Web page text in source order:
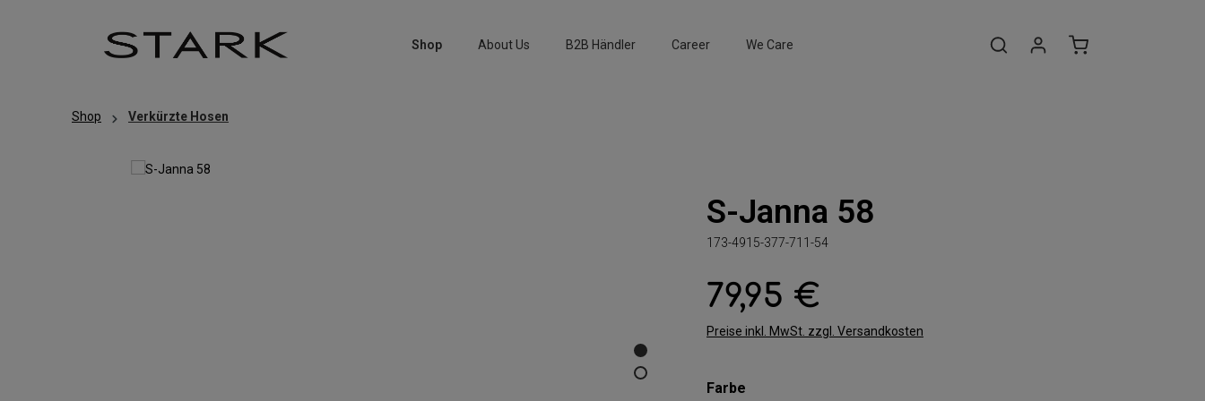
Shop
About Us B2B Händler Career We Care
Shop Verkürzte Hosen
S-Janna 58
173-4915-377-711-54
Regulärer Preis:
79,95 €
Preise inkl. MwSt. zzgl. Versandkosten
Farbe